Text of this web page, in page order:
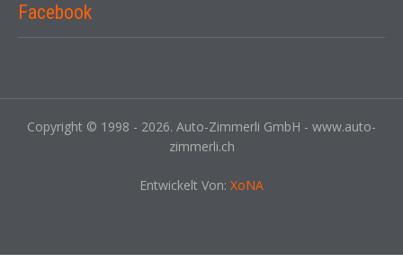
Facebook
Copyright © 1998 - 2026. Auto-Zimmerli GmbH - www.auto-
zimmerli.ch
Entwickelt Von: XoNA